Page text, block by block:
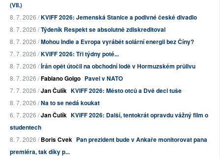
(VII.)
8. 7. 2026 /KVIFF 2026: Jemenská Stanice a podivné české divadlo
8. 7. 2026 /Týdeník Respekt se absolutně zdiskreditoval
8. 7. 2026 /Mohou Indie a Evropa vyrábět solární energii bez Číny?
7. 7. 2026 /KVIFF 2026: Tři týdny poté...
8. 7. 2026 /Írán opět útočil na obchodní lodě v Hormuzském průlivu
8. 7. 2026 /Fabiano Golgo Pavel v NATO
7. 7. 2026 /Jan Čulík KVIFF 2026: Město otců a Dvě deci tuše
8. 7. 2026 /Na to se nedá koukat
6. 7. 2026 /Jan Čulík KVIFF 2026: Další, tentokrát opravdu vážný film o
studentech
8. 7. 2026 /Boris Cvek Pan prezident bude v Ankaře monitorovat pana
premiéra, tak díky p...